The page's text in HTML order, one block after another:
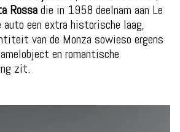
Rossadie in 1958 deelnam aan Le
een extra historische laag,
van de Monza sowieso ergens
en romantische
zit.